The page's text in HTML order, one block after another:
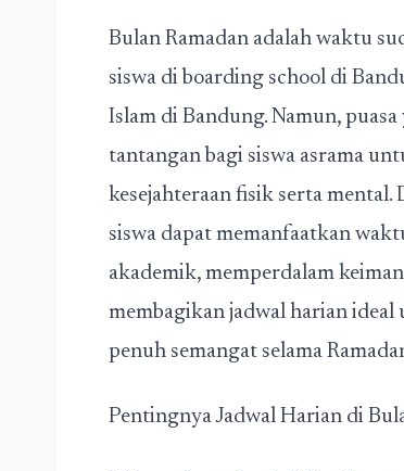
Bulan Ramadan adalah waktu
siswa di boarding school di
Islam di Bandung. Namun,
tantangan bagi siswa asrama
kesejahteraan fisik serta
siswa dapat memanfaatkan
akademik, memperdalam
membagikan jadwal harian
penuh semangat selama
Pentingnya Jadwal Harian di